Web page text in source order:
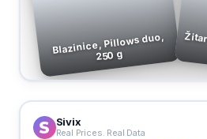
Blazinice, Pillows duo,
250 g
Sivix
Real Prices. Real Data